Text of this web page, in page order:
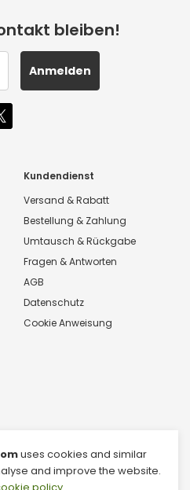
bleiben!
Anmelden
Kundendienst
Versand & Rabatt
Bestellung & Zahlung
Umtausch & Rückgabe
Fragen & Antworten
AGB
Datenschutz
Cookie Anweisung
uses cookies and similar
and improve the website.